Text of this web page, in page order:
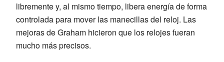
libremente y, al mismo tiempo, libera energía de forma
controlada para mover las manecillas del reloj. Las
mejoras de Graham hicieron que los relojes fueran
mucho más precisos.